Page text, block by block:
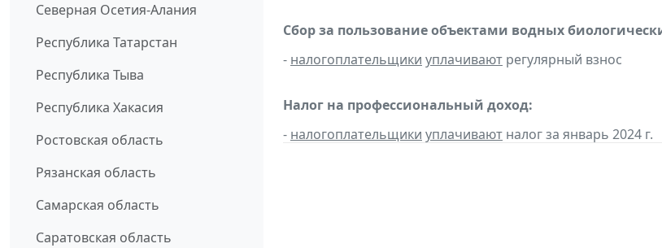
Северная Осетия-Алания
Республика Татарстан
Республика Тыва
Республика Хакасия
Ростовская область
Рязанская область
Самарская область
Саратовская область
Сбор за пользование объектами водных
- налогоплательщики уплачивают регулярный взнос
Налог на профессиональный доход:
- налогоплательщики уплачивают налог за январь 2024 г.